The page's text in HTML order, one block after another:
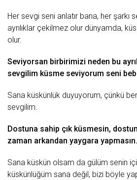
Her sevgi seni anlatır bana, her şarkı
ayrılıklar çekilmez olur dünyamda,
olur.
Seviyorsan birbirimizi neden bu
sevgilim küsme seviyorum seni
Sana küskünlük duyuyorum, çünkü
sevgilim.
Dostuna sahip çık küsmesin,
zaman arkandan yaygara yapmasın.
Sana küskün olsam da gülüm senin
küskünlüğüm sana değil, bizi böyle